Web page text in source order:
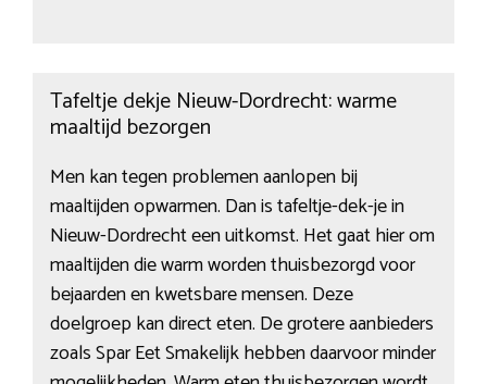
Tafeltje dekje Nieuw-Dordrecht: warme
maaltijd bezorgen
Men kan tegen problemen aanlopen bij
maaltijden opwarmen. Dan is tafeltje-dek-je in
Nieuw-Dordrecht een uitkomst. Het gaat hier om
maaltijden die warm worden thuisbezorgd voor
bejaarden en kwetsbare mensen. Deze
doelgroep kan direct eten. De grotere aanbieders
zoals Spar Eet Smakelijk hebben daarvoor minder